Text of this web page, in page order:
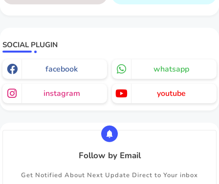
SOCIAL PLUGIN
facebook whatsapp
instagram youtube
Follow by Email
Get Notified About Next Update Direct to Your inbox